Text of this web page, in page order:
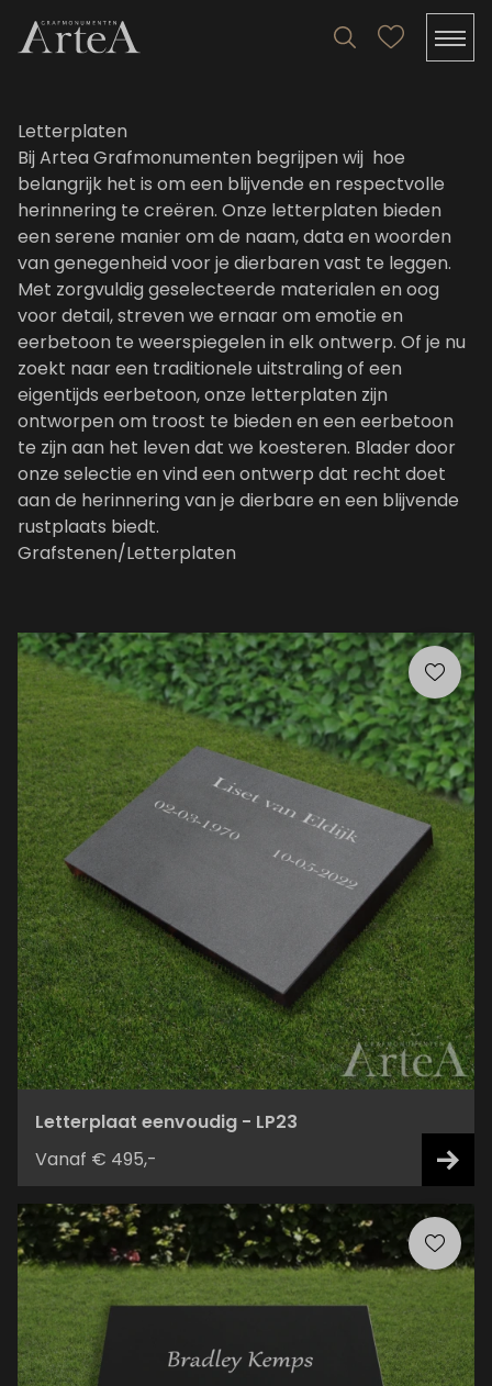
Letterplaten
Bij Artea Grafmonumenten begrijpen wij hoe
belangrijk het is om een blijvende en respectvolle
herinnering te creëren. Onze letterplaten bieden
een serene manier om de naam, data en woorden
van genegenheid voor je dierbaren vast te leggen.
Met zorgvuldig geselecteerde materialen en oog
voor detail, streven we ernaar om emotie en
eerbetoon te weerspiegelen in elk ontwerp. Of je nu
zoekt naar een traditionele uitstraling of een
eigentijds eerbetoon, onze letterplaten zijn
ontworpen om troost te bieden en een eerbetoon
te zijn aan het leven dat we koesteren. Blader door
onze selectie en vind een ontwerp dat recht doet
aan de herinnering van je dierbare en een blijvende
rustplaats biedt.
Grafstenen/Letterplaten
Letterplaat eenvoudig - LP23
Vanaf € 495,-